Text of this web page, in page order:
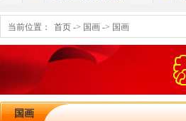
当前位置： 首页 -> 国画 -> 国画
国画